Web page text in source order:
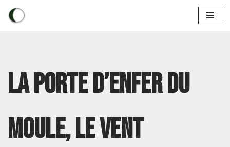
La Porte d’enfer du
Moule, le vent